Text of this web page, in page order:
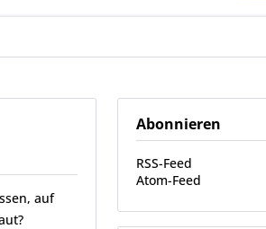
Abonnieren
RSS-Feed
Atom-Feed
auf